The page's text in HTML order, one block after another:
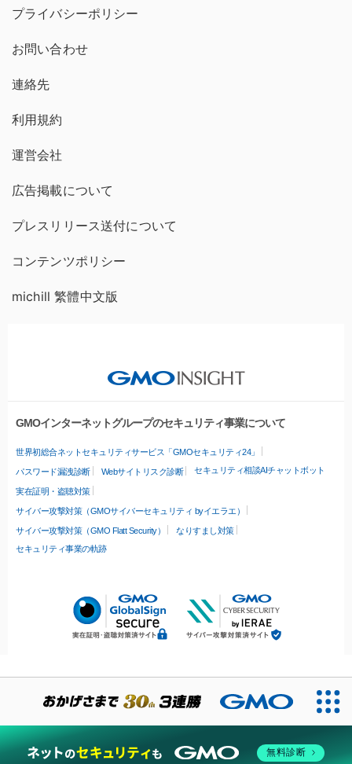
プライバシーポリシー
お問い合わせ
連絡先
利用規約
運営会社
広告掲載について
プレスリリース送付について
コンテンツポリシー
michill 繁體中文版
GMOインターネットグループのセキュリティ事業について
世界初総合ネットセキュリティサービス「GMOセキュリティ24」
パスワード漏洩診断 Webサイトリスク診断 セキュリティ相談AIチャットボット
実在証明・盗聴対策
サイバー攻撃対策（GMOサイバーセキュリティ byイエラエ）
サイバー攻撃対策（GMO Flatt Security）
なりすまし対策
セキュリティ事業の軌跡
無料診断